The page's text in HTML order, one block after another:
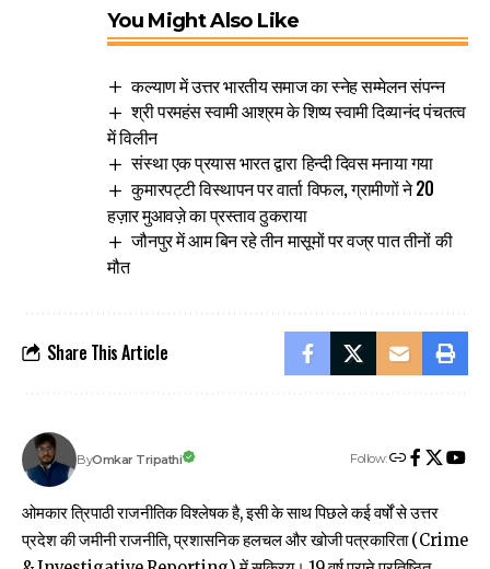
You Might Also Like
कल्याण में उत्तर भारतीय समाज का स्नेह सम्मेलन संपन्न
श्री परमहंस स्वामी आश्रम के शिष्य स्वामी दिव्यानंद पंचतत्व
में विलीन
संस्था एक प्रयास भारत द्वारा हिन्दी दिवस मनाया गया
कुमारपट्टी विस्थापन पर वार्ता विफल, ग्रामीणों ने 20
हज़ार मुआवज़े का प्रस्ताव ठुकराया
जौनपुर में आम बिन रहे तीन मासूमों पर वज्र पात तीनों की
मौत
Share This Article
ByOmkar Tripathi Follow:
ओमकार त्रिपाठी राजनीतिक विश्लेषक है, इसी के साथ पिछले कई वर्षों से उत्तर
प्रदेश की जमीनी राजनीति, प्रशासनिक हलचल और खोजी पत्रकारिता (Crime